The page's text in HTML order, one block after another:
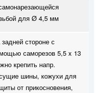
для Ø 4,5 мм
стороне с
саморезов 5,5 x 13
крепить напр.
шины, кожухи для
от прикосновения,